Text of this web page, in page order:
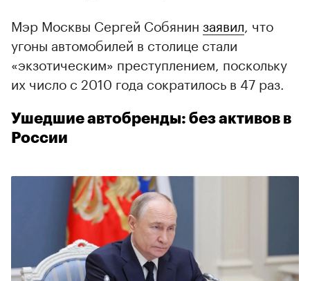
Мэр Москвы Сергей Собянин заявил , что
угоны автомобилей в столице стали
«экзотическим» преступлением, поскольку
их число с 2010 года сократилось в 47 раз.
Ушедшие автобренды: без активов в
России